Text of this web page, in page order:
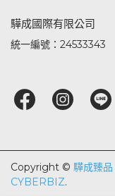
驊成國際有限公司
統一編號：24533343
Copyright © 驊成臻品
CYBERBIZ.